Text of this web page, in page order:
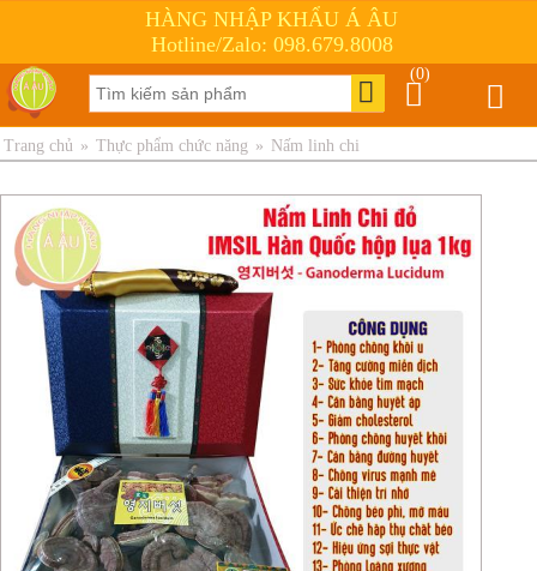
HÀNG NHẬP KHẨU Á ÂU
Hotline/Zalo: 098.679.8008
(0)
Trang chủ » Thực phẩm chức năng » Nấm linh chi